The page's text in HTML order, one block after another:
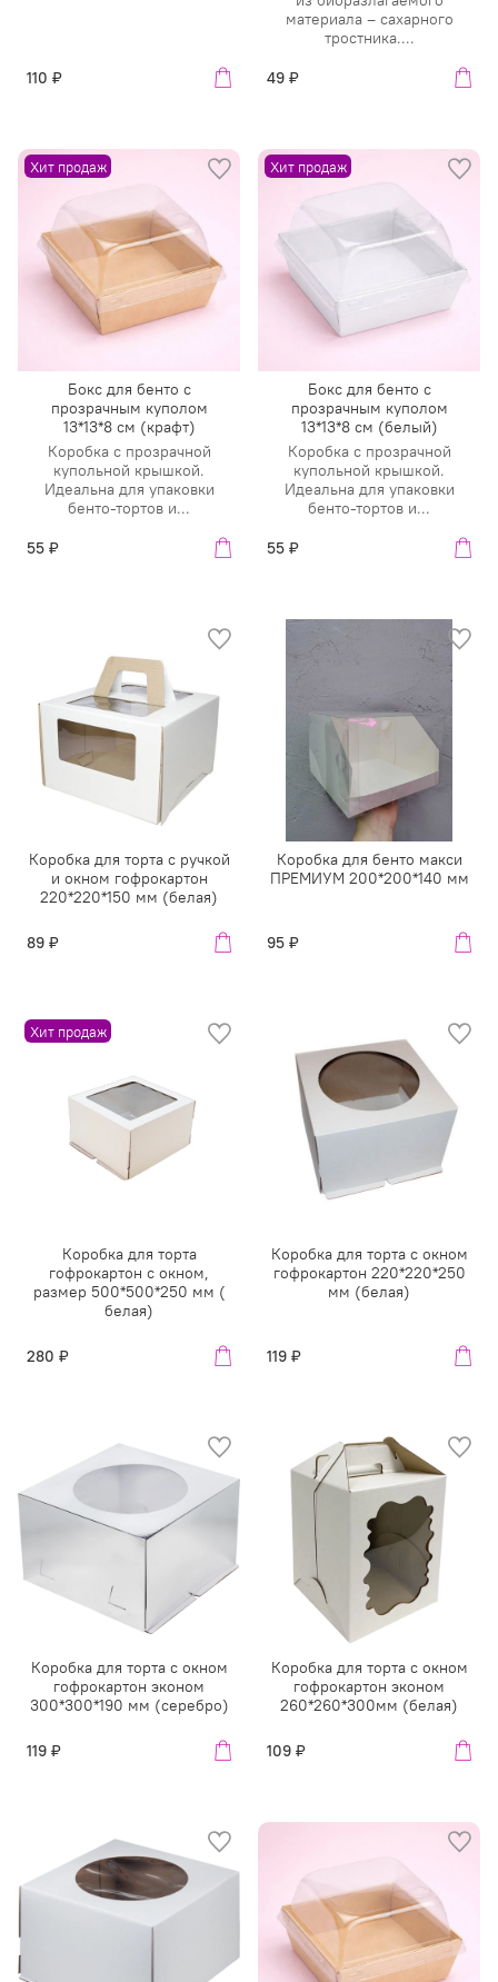
110 ₽
материала – сахарного
тростника....
49 ₽
Хит продаж
Бокс для бенто с
прозрачным куполом
13*13*8 см (крафт)
Коробка с прозрачной
купольной крышкой.
Идеальна для упаковки
бенто-тортов и...
55 ₽
Хит продаж
Бокс для бенто с
прозрачным куполом
13*13*8 см (белый)
Коробка с прозрачной
купольной крышкой.
Идеальна для упаковки
бенто-тортов и...
55 ₽
Коробка для торта с ручкой
и окном гофрокартон
220*220*150 мм (белая)
89 ₽
Коробка для бенто макси
ПРЕМИУМ 200*200*140 мм
95 ₽
Хит продаж
Коробка для торта
гофрокартон с окном,
размер 500*500*250 мм (
белая)
280 ₽
Коробка для торта с окном
гофрокартон 220*220*250
мм (белая)
119 ₽
Коробка для торта с окном
гофрокартон эконом
300*300*190 мм (серебро)
119 ₽
Коробка для торта с окном
гофрокартон эконом
260*260*300мм (белая)
109 ₽